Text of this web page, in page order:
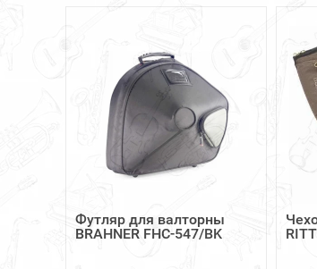
Футляр для валторны
BRAHNER FHC-547/BK